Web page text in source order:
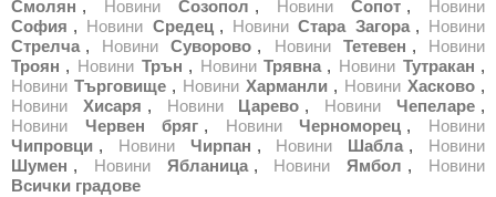
Смолян , Новини Созопол , Новини Сопот , Новини
София , Новини Средец , Новини Стара Загора , Новини
Стрелча , Новини Суворово , Новини Тетевен , Новини
Троян , Новини Трън , Новини Трявна , Новини Тутракан ,
Новини Търговище , Новини Харманли , Новини Хасково ,
Новини
Хисаря , Новини Царево , Новини Чепеларе ,
Новини
Червен бряг , Новини Черноморец , Новини
Чипровци , Новини Чирпан , Новини Шабла , Новини
Шумен , Новини Ябланица , Новини Ямбол , Новини
Всички градове